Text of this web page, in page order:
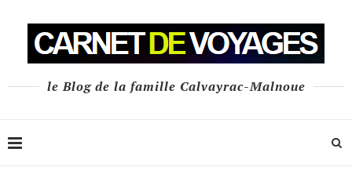
le Blog de la famille Calvayrac-Malnoue